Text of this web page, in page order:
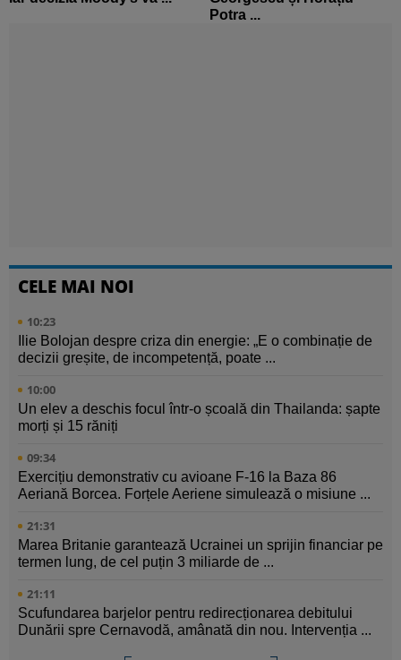
Potra ...
CELE MAI NOI
10:23
Ilie Bolojan despre criza din energie: „E o combinație de
decizii greșite, de incompetență, poate ...
10:00
Un elev a deschis focul într-o școală din Thailanda: șapte
morți și 15 răniți
09:34
Exercițiu demonstrativ cu avioane F-16 la Baza 86
Aeriană Borcea. Forțele Aeriene simulează o misiune ...
21:31
Marea Britanie garantează Ucrainei un sprijin financiar pe
termen lung, de cel puțin 3 miliarde de ...
21:11
Scufundarea barjelor pentru redirecționarea debitului
Dunării spre Cernavodă, amânată din nou. Intervenția ...